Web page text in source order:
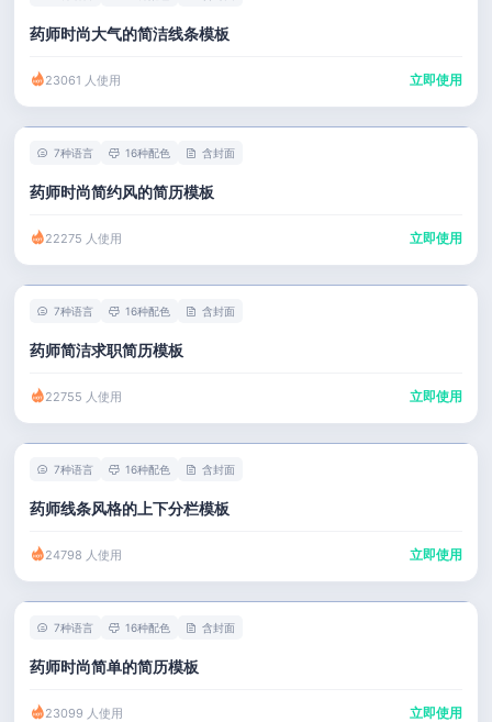
药师时尚大气的简洁线条模板
23061 人使用 立即使用
7种语言 16种配色 含封面
药师时尚简约风的简历模板
22275 人使用 立即使用
7种语言 16种配色 含封面
药师简洁求职简历模板
22755 人使用 立即使用
7种语言 16种配色 含封面
药师线条风格的上下分栏模板
24798 人使用 立即使用
7种语言 16种配色 含封面
药师时尚简单的简历模板
23099 人使用 立即使用